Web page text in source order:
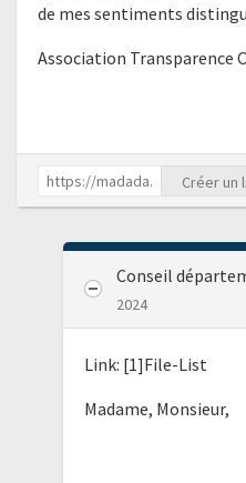
de mes sentiments
Association Transparence
Créer un
Conseil
2024
Link: [1]File-List
Madame, Monsieur,